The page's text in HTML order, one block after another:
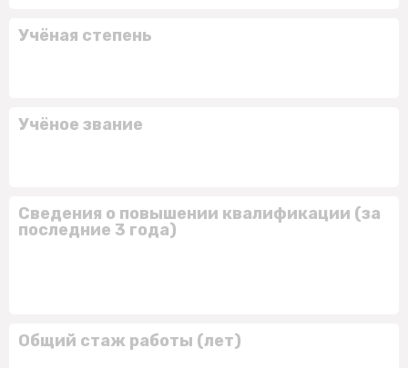
Учёная степень
Учёное звание
Сведения о повышении квалификации (за
последние 3 года)
Общий стаж работы (лет)